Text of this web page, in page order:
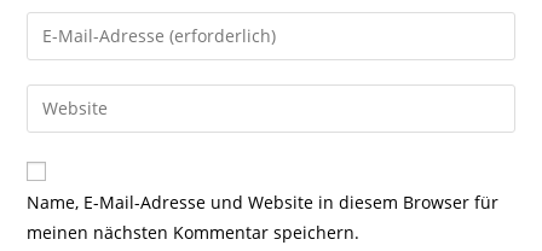
Namen
oder
zum
Kommentieren
ein
Gib
deine
E-
Mail-
zum
Kommentieren
ein
Gib
deine
Website-
URL
Name, E-Mail-Adresse und Website in diesem Browser für
meinen nächsten Kommentar speichern.